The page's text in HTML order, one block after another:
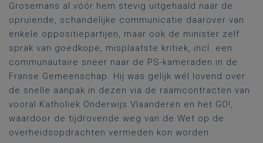
Grosemans al vóór hem stevig uitgehaald naar de
opruiende, schandelijke communicatie daarover van
enkele oppositiepartijen, maar ook de minister zelf
sprak van goedkope, misplaatste kritiek, incl. een
communautaire sneer naar de PS-kameraden in de
Franse Gemeenschap. Hij was gelijk wél lovend over
de snelle aanpak in dezen via de raamcontracten van
vooral Katholiek Onderwijs Vlaanderen en het GO!,
waardoor de tijdrovende weg van de Wet op de
overheidsopdrachten vermeden kon worden.